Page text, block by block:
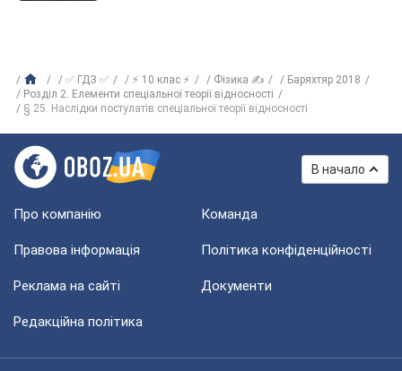
✅ ГДЗ ✅ ⚡ 10 клас ⚡ Фізика ✍
Баряхтяр 2018
Розділ 2. Елементи спеціальної теорії відносності
§ 25. Наслідки постулатів спеціальної теорії відносності
В начало
Про компанію Команда
Правова інформація Політика конфіденційності
Реклама на сайті Документи
Редакційна політика